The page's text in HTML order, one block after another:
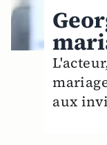
aux